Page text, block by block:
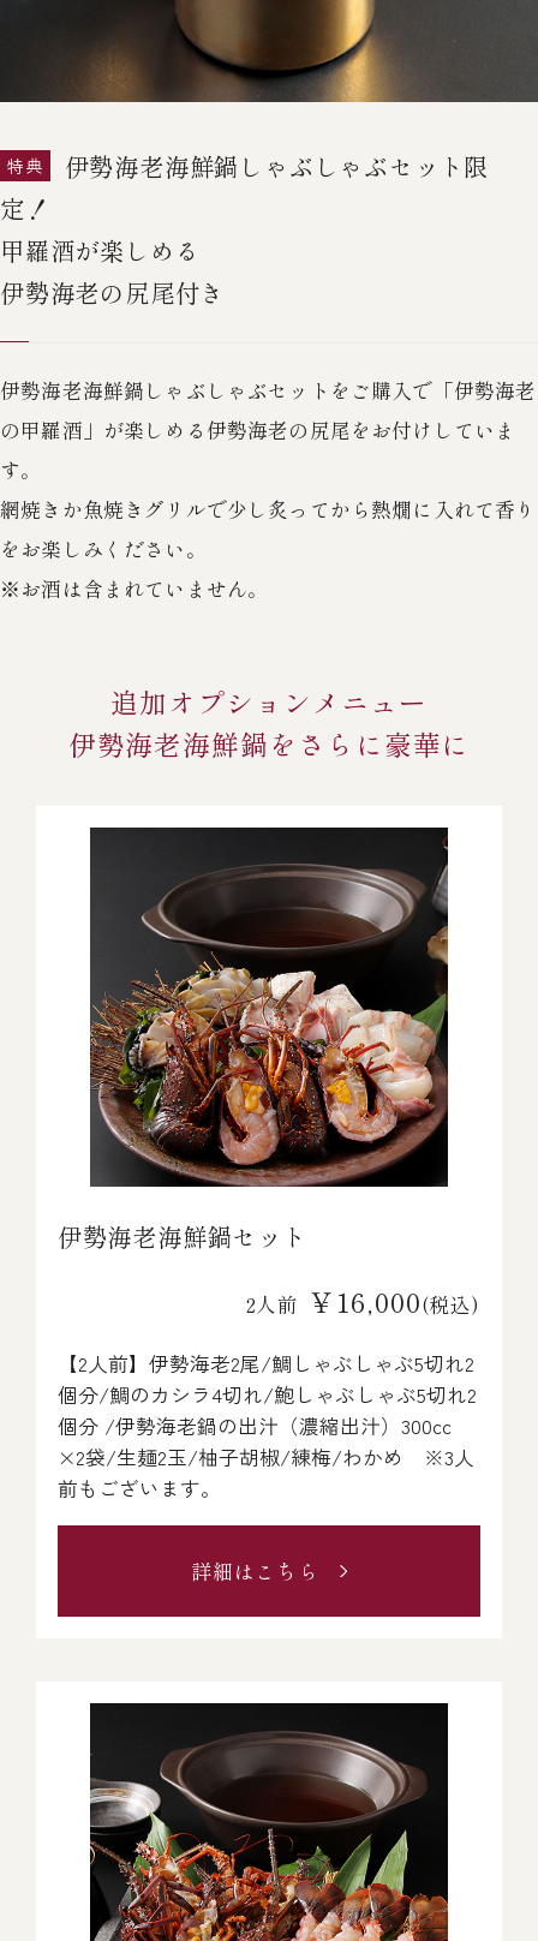
特典
伊勢海老海鮮鍋しゃぶしゃぶセット限
定！
甲羅酒が楽しめる
伊勢海老の尻尾付き
伊勢海老海鮮鍋しゃぶしゃぶセットをご購入で「伊勢海老
の甲羅酒」が楽しめる 伊勢海老の尻尾をお付けしていま
す。
網焼きか魚焼きグリルで少し炙ってから熱燗に入れて香り
をお楽しみください。
※お酒は含まれていません。
追加オプションメニュー
伊勢海老海鮮鍋をさらに豪華に
伊勢海老海鮮鍋セット
2人前 ￥16,000(税込)
【2人前】伊勢海老2尾/鯛しゃぶしゃぶ5切れ2
個分/鯛のカシラ4切れ/鮑しゃぶしゃぶ5切れ2
個分 /伊勢海老鍋の出汁（濃縮出汁）300cc
×2袋/生麺2玉/柚子胡椒/練梅/わかめ ※3人
前もございます。
詳細はこちら